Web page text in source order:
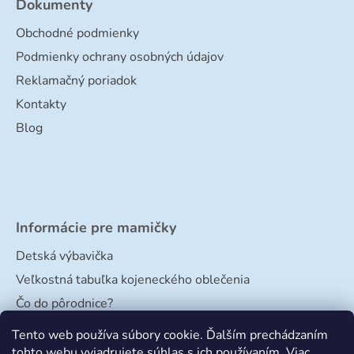
Tento web používa súbory cookie. Ďalším prechádzaním
Dokumenty
Obchodné podmienky
Podmienky ochrany osobných údajov
Reklamačný poriadok
Kontakty
Blog
Informácie pre mamičky
Detská výbavička
Veľkostná tabuľka kojeneckého oblečenia
Čo do pôrodnice?
Veľkostná tabuľka papučiek